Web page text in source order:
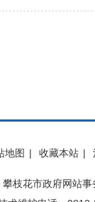
地图 | 收藏本站 |
枝花市政府网站事